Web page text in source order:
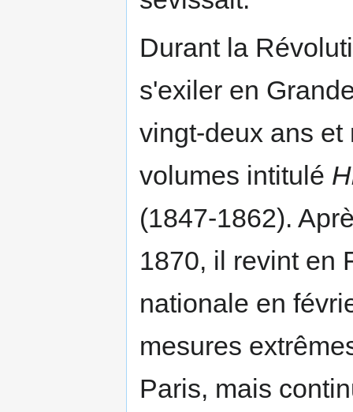
Durant la
s'exiler en
vingt-deux ans
volumes intitulé
(1847-1862).
1870, il revint en
nationale en
mesures
Paris, mais